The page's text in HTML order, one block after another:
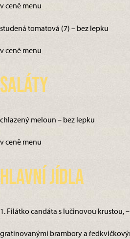
v ceně menu
studená tomatová (7) – bez lepku
v ceně menu
Saláty
chlazený meloun – bez lepku
v ceně menu
Hlavní jídla
1. Filátko candáta s lučinovou krustou,
gratinovanými brambory a